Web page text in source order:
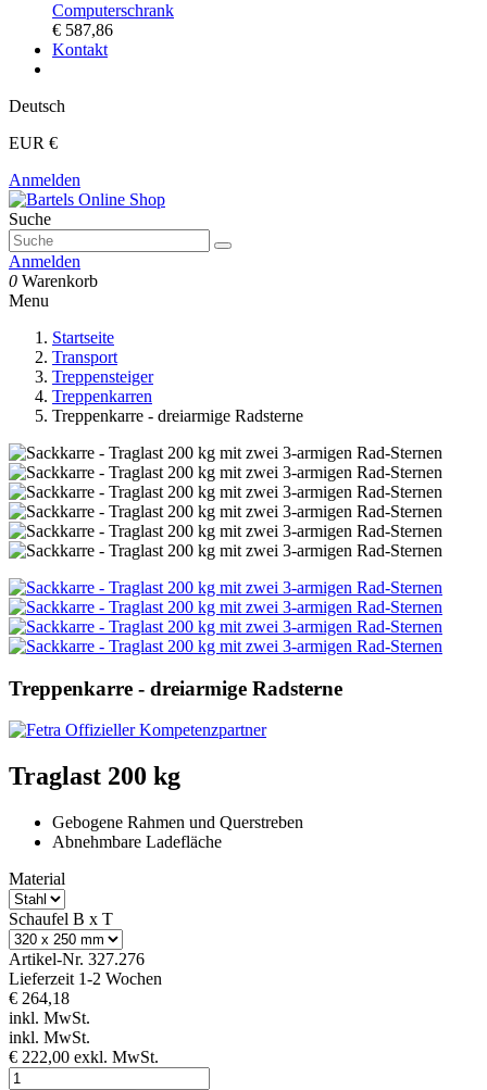
Computerschrank
€ 587,86
Kontakt
Deutsch
EUR €
Anmelden
Suche
Anmelden
0 Warenkorb
Menu
Startseite
Transport
Treppensteiger
Treppenkarren
Treppenkarre - dreiarmige Radsterne
Treppenkarre - dreiarmige Radsterne
Traglast 200 kg
Gebogene Rahmen und Querstreben
Abnehmbare Ladefläche
Material
Schaufel B x T
Artikel-Nr. 327.276
Lieferzeit 1-2 Wochen
€ 264,18
inkl. MwSt.
inkl. MwSt.
€ 222,00 exkl. MwSt.